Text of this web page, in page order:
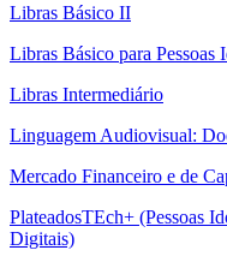
Libras Básico II
Libras Básico para Pessoas
Libras Intermediário
Linguagem Audiovisual:
Mercado Financeiro e de
PlateadosTEch+ (Pessoas
Digitais)